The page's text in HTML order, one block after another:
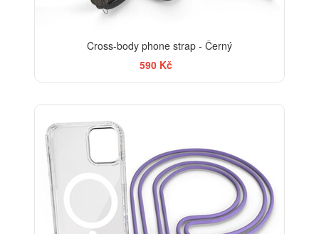
Cross-body phone strap - Černý
590 Kč